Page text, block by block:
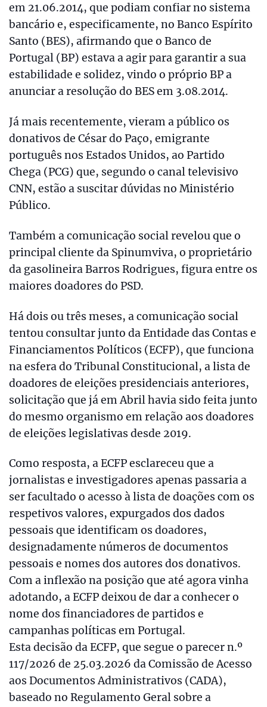
em 21.06.2014, que podiam confiar no sistema
bancário e, especificamente, no Banco Espírito
Santo (BES), afirmando que o Banco de
Portugal (BP) estava a agir para garantir a sua
estabilidade e solidez, vindo o próprio BP a
anunciar a resolução do BES em 3.08.2014.
Já mais recentemente, vieram a público os
donativos de César do Paço, emigrante
português nos Estados Unidos, ao Partido
Chega (PCG) que, segundo o canal televisivo
CNN, estão a suscitar dúvidas no Ministério
Público.
Também a comunicação social revelou que o
principal cliente da Spinumviva, o proprietário
da gasolineira Barros Rodrigues, figura entre os
maiores doadores do PSD.
Há dois ou três meses, a comunicação social
tentou consultar junto da Entidade das Contas e
Financiamentos Políticos (ECFP), que funciona
na esfera do Tribunal Constitucional, a lista de
doadores de eleições presidenciais anteriores,
solicitação que já em Abril havia sido feita junto
do mesmo organismo em relação aos doadores
de eleições legislativas desde 2019.
Como resposta, a ECFP esclareceu que a
jornalistas e investigadores apenas passaria a
ser facultado o acesso à lista de doações com os
respetivos valores, expurgados dos dados
pessoais que identificam os doadores,
designadamente números de documentos
pessoais e nomes dos autores dos donativos.
Com a inflexão na posição que até agora vinha
adotando, a ECFP deixou de dar a conhecer o
nome dos financiadores de partidos e
campanhas políticas em Portugal.
Esta decisão da ECFP, que segue o parecer n.º
117/2026 de 25.03.2026 da Comissão de Acesso
aos Documentos Administrativos (CADA),
baseado no Regulamento Geral sobre a